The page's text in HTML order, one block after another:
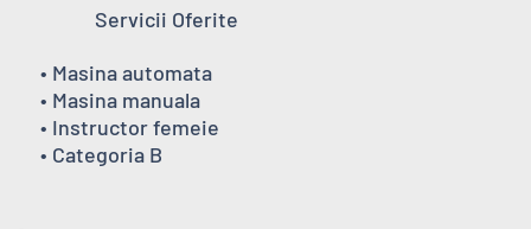
Servicii Oferite
• Masina automata
• Masina manuala
• Instructor femeie
• Categoria B